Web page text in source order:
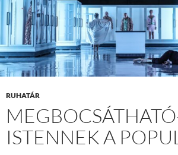
RUHATÁR
ISTENNEK A